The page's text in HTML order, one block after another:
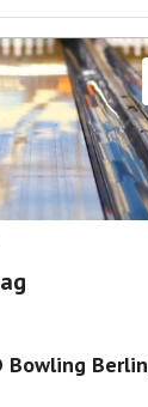
Bowling Berlin